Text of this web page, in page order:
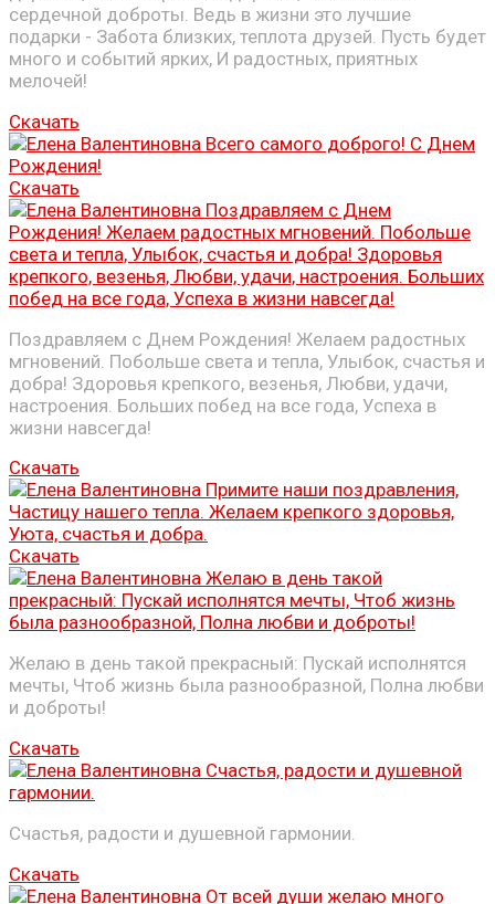
сердечной доброты. Ведь в жизни это лучшие
подарки - Забота близких, теплота друзей. Пусть будет
много и событий ярких, И радостных, приятных
мелочей!
Скачать
Скачать
Поздравляем с Днем Рождения! Желаем радостных
мгновений. Побольше света и тепла, Улыбок, счастья и
добра! Здоровья крепкого, везенья, Любви, удачи,
настроения. Больших побед на все года, Успеха в
жизни навсегда!
Скачать
Скачать
Желаю в день такой прекрасный: Пускай исполнятся
мечты, Чтоб жизнь была разнообразной, Полна любви
и доброты!
Скачать
Счастья, радости и душевной гармонии.
Скачать